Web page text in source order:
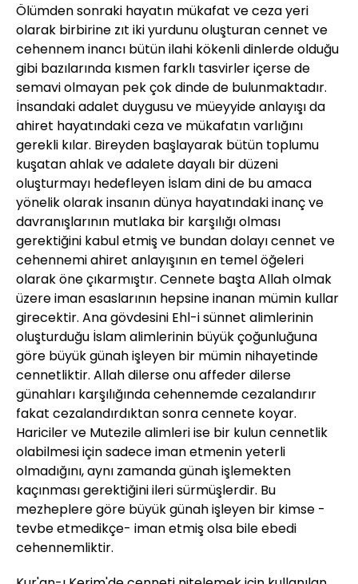
Ölümden sonraki hayatın mükafat ve ceza yeri
olarak birbirine zıt iki yurdunu oluşturan cennet ve
cehennem inancı bütün ilahi kökenli dinlerde olduğu
gibi bazılarında kısmen farklı tasvirler içerse de
semavi olmayan pek çok dinde de bulunmaktadır.
İnsandaki adalet duygusu ve müeyyide anlayışı da
ahiret hayatındaki ceza ve mükafatın varlığını
gerekli kılar. Bireyden başlayarak bütün toplumu
kuşatan ahlak ve adalete dayalı bir düzeni
oluşturmayı hedefleyen İslam dini de bu amaca
yönelik olarak insanın dünya hayatındaki inanç ve
davranışlarının mutlaka bir karşılığı olması
gerektiğini kabul etmiş ve bundan dolayı cennet ve
cehennemi ahiret anlayışının en temel öğeleri
olarak öne çıkarmıştır. Cennete başta Allah olmak
üzere iman esaslarının hepsine inanan mümin kullar
girecektir. Ana gövdesini Ehl-i sünnet alimlerinin
oluşturduğu İslam alimlerinin büyük çoğunluğuna
göre büyük günah işleyen bir mümin nihayetinde
cennetliktir. Allah dilerse onu affeder dilerse
günahları karşılığında cehennemde cezalandırır
fakat cezalandırdıktan sonra cennete koyar.
Hariciler ve Mutezile alimleri ise bir kulun cennetlik
olabilmesi için sadece iman etmenin yeterli
olmadığını, aynı zamanda günah işlemekten
kaçınması gerektiğini ileri sürmüşlerdir. Bu
mezheplere göre büyük günah işleyen bir kimse -
tevbe etmedikçe- iman etmiş olsa bile ebedi
cehennemliktir.